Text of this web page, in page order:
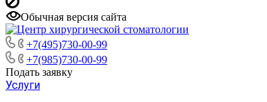
Обычная версия сайта
+7(495)730-00-99
+7(985)730-00-99
Подать заявку
Услуги